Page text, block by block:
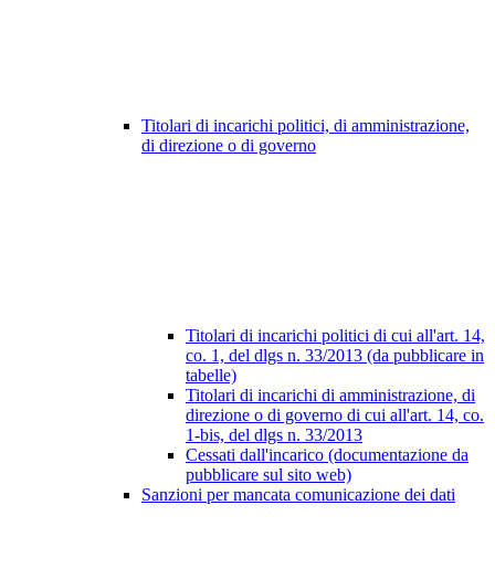
Titolari di incarichi politici, di amministrazione,
di direzione o di governo
Titolari di incarichi politici di cui all'art. 14,
co. 1, del dlgs n. 33/2013 (da pubblicare in
tabelle)
Titolari di incarichi di amministrazione, di
direzione o di governo di cui all'art. 14, co.
1-bis, del dlgs n. 33/2013
Cessati dall'incarico (documentazione da
pubblicare sul sito web)
Sanzioni per mancata comunicazione dei dati